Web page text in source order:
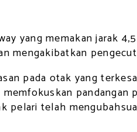
yang memakan jarak
mengakibatkan
pada otak yang
pandangan
pelari telah